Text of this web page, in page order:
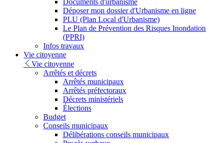
Documents d'urbanisme
Déposer mon dossier d'Urbanisme en ligne
PLU (Plan Local d'Urbanisme)
Le Plan de Prévention des Risques Inondation
(PPRI)
Infos travaux
Vie citoyenne
Vie citoyenne
Arrêtés et décrets
Arrêtés municipaux
Arrêtés préfectoraux
Décrets ministériels
Élections
Budget
Conseils municipaux
Délibérations conseils municipaux